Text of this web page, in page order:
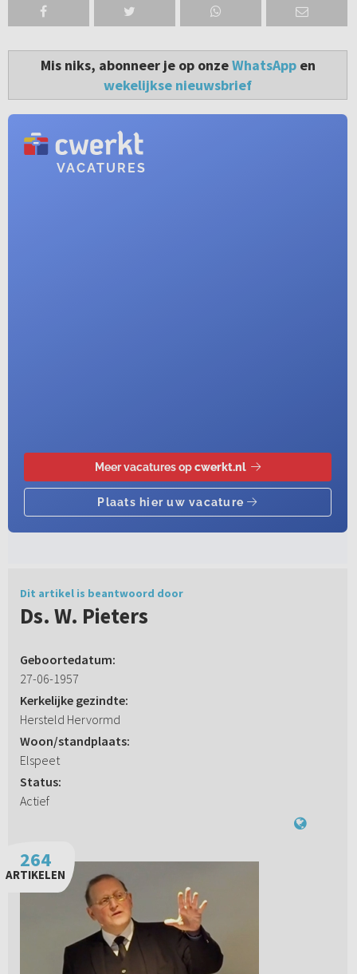
Mis niks, abonneer je op onzeWhatsAppen
wekelijkse nieuwsbrief
Dit artikel is beantwoord door
Ds. W. Pieters
Geboortedatum:
27-06-1957
Kerkelijke gezindte:
Hersteld Hervormd
Woon/standplaats:
Elspeet
Status:
Actief
264
ARTIKELEN